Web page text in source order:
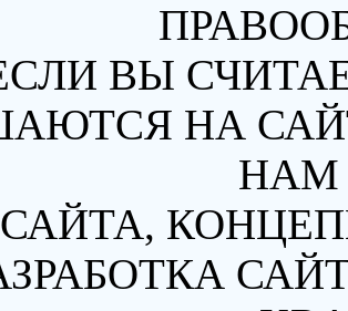
ВЫ
НА
НАМ